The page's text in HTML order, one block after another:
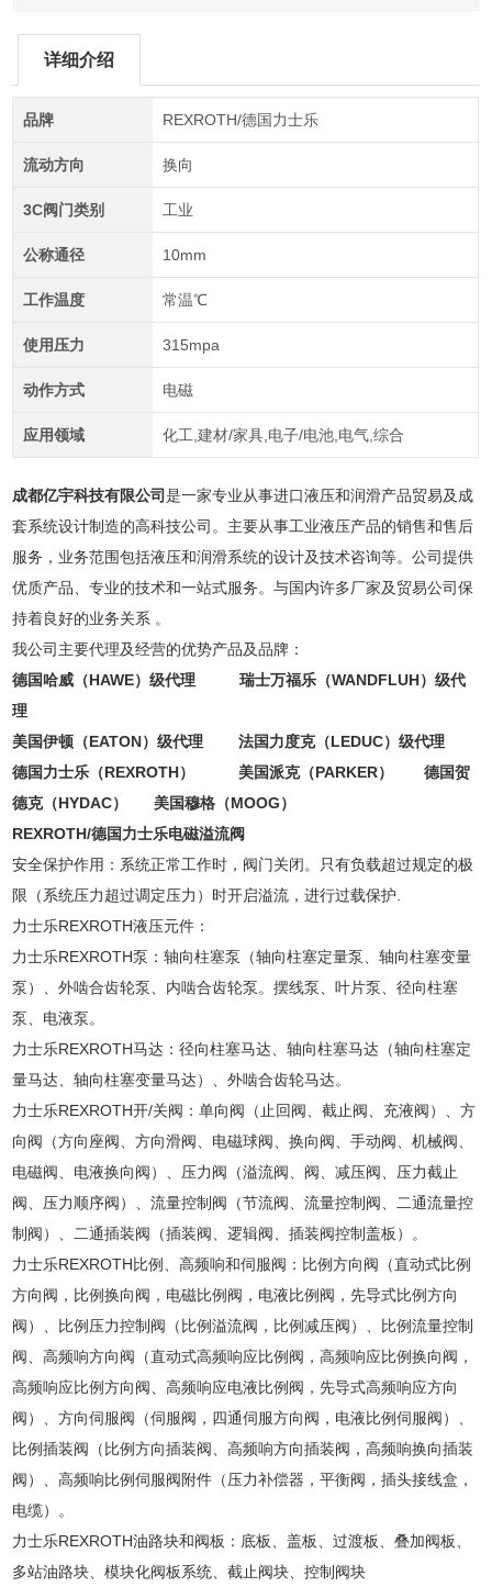
详细介绍
品牌 REXROTH/德国力士乐
流动方向 换向
3C阀门类别 工业
公称通径 10mm
工作温度 常温℃
使用压力 315mpa
动作方式 电磁
应用领域 化工,建材/家具,电子/电池,电气,综合
成都亿宇科技有限公司是一家专业从事进口液压和润滑产品贸易及成
套系统设计制造的高科技公司。主要从事工业液压产品的销售和售后
服务，业务范围包括液压和润滑系统的设计及技术咨询等。公司提供
优质产品、专业的技术和一站式服务。与国内许多厂家及贸易公司保
持着良好的业务关系 。
我公司主要代理及经营的优势产品及品牌：
德国哈威（HAWE）级代理 瑞士万福乐（WANDFLUH）级代
理
美国伊顿（EATON）级代理 法国力度克（LEDUC）级代理
德国力士乐（REXROTH） 美国派克（PARKER） 德国贺
德克（HYDAC） 美国穆格（MOOG）
REXROTH/德国力士乐电磁溢流阀
安全保护作用：系统正常工作时，阀门关闭。只有负载超过规定的极
限（系统压力超过调定压力）时开启溢流，进行过载保护.
力士乐REXROTH液压元件：
力士乐REXROTH泵：轴向柱塞泵（轴向柱塞定量泵、轴向柱塞变量
泵）、外啮合齿轮泵、内啮合齿轮泵。摆线泵、叶片泵、径向柱塞
泵、电液泵。
力士乐REXROTH马达：径向柱塞马达、轴向柱塞马达（轴向柱塞定
量马达、轴向柱塞变量马达）、外啮合齿轮马达。
力士乐REXROTH开/关阀：单向阀（止回阀、截止阀、充液阀）、方
向阀（方向座阀、方向滑阀、电磁球阀、换向阀、手动阀、机械阀、
电磁阀、电液换向阀）、压力阀（溢流阀、阀、减压阀、压力截止
阀、压力顺序阀）、流量控制阀（节流阀、流量控制阀、二通流量控
制阀）、二通插装阀（插装阀、逻辑阀、插装阀控制盖板）。
力士乐REXROTH比例、高频响和伺服阀：比例方向阀（直动式比例
方向阀，比例换向阀，电磁比例阀，电液比例阀，先导式比例方向
阀）、比例压力控制阀（比例溢流阀，比例减压阀）、比例流量控制
阀、高频响方向阀（直动式高频响应比例阀，高频响应比例换向阀，
高频响应比例方向阀、高频响应电液比例阀，先导式高频响应方向
阀）、方向伺服阀（伺服阀，四通伺服方向阀，电液比例伺服阀）、
比例插装阀（比例方向插装阀、高频响方向插装阀，高频响换向插装
阀）、高频响比例伺服阀附件（压力补偿器，平衡阀，插头接线盒，
电缆）。
力士乐REXROTH油路块和阀板：底板、盖板、过渡板、叠加阀板、
多站油路块、模块化阀板系统、截止阀块、控制阀块